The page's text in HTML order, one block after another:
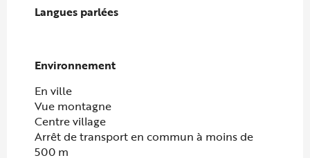
Langues parlées
Langues parlées
Environnement
Environnement
En ville
Vue montagne
Centre village
Arrêt de transport en commun à moins de
500 m